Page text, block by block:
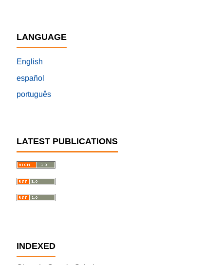
LANGUAGE
English
español
português
LATEST PUBLICATIONS
INDEXED